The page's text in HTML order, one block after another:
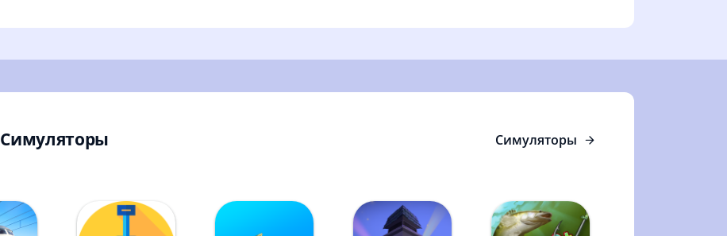
Симуляторы